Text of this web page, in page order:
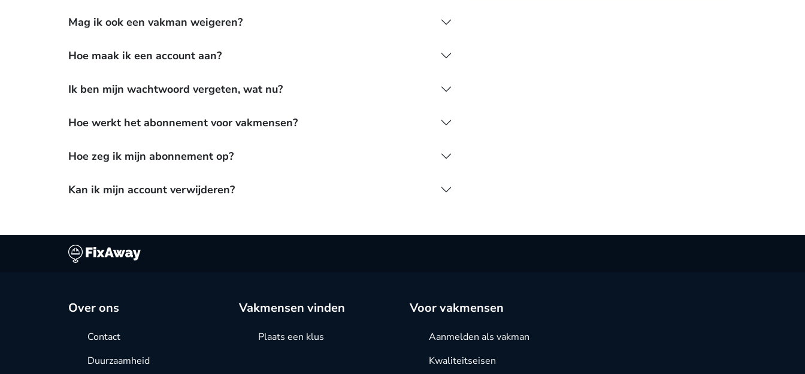
Mag ik ook een vakman weigeren?
Hoe maak ik een account aan?
Ik ben mijn wachtwoord vergeten, wat nu?
Hoe werkt het abonnement voor vakmensen?
Hoe zeg ik mijn abonnement op?
Kan ik mijn account verwijderen?
Over ons
Contact
Duurzaamheid
Vakmensen vinden
Plaats een klus
Voor vakmensen
Aanmelden als vakman
Kwaliteitseisen